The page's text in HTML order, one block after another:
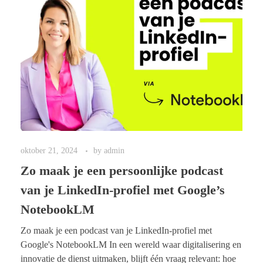
AIware scan
AI Roadmap
AI INTERN BEGELEIDEN
SHOP
BOEK
oktober 21, 2024 by admin
Zo maak je een persoonlijke podcast
van je LinkedIn-profiel met Google’s
NotebookLM
Zo maak je een podcast van je LinkedIn-profiel met
Google's NotebookLM In een wereld waar digitalisering en
innovatie de dienst uitmaken, blijft één vraag relevant: hoe